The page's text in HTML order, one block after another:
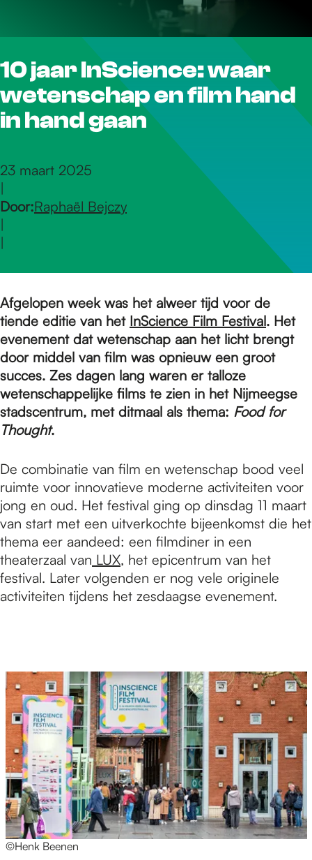
r
d
e
m
e
p
a
g
e
10 jaar InScience: waar
wetenschap en film hand
in hand gaan
23 maart 2025
|
Door:Raphaël Bejczy
|
|
Afgelopen week was het alweer tijd voor de
tiende editie van het InScience Film Festival. Het
evenement dat wetenschap aan het licht brengt
door middel van film was opnieuw een groot
succes. Zes dagen lang waren er talloze
wetenschappelijke films te zien in het Nijmeegse
stadscentrum, met ditmaal als thema: Food for
Thought.
De combinatie van film en wetenschap bood veel
ruimte voor innovatieve moderne activiteiten voor
jong en oud. Het festival ging op dinsdag 11 maart
van start met een uitverkochte bijeenkomst die het
thema eer aandeed: een filmdiner in een
theaterzaal van LUX, het epicentrum van het
festival. Later volgenden er nog vele originele
activiteiten tijdens het zesdaagse evenement.
©Henk Beenen